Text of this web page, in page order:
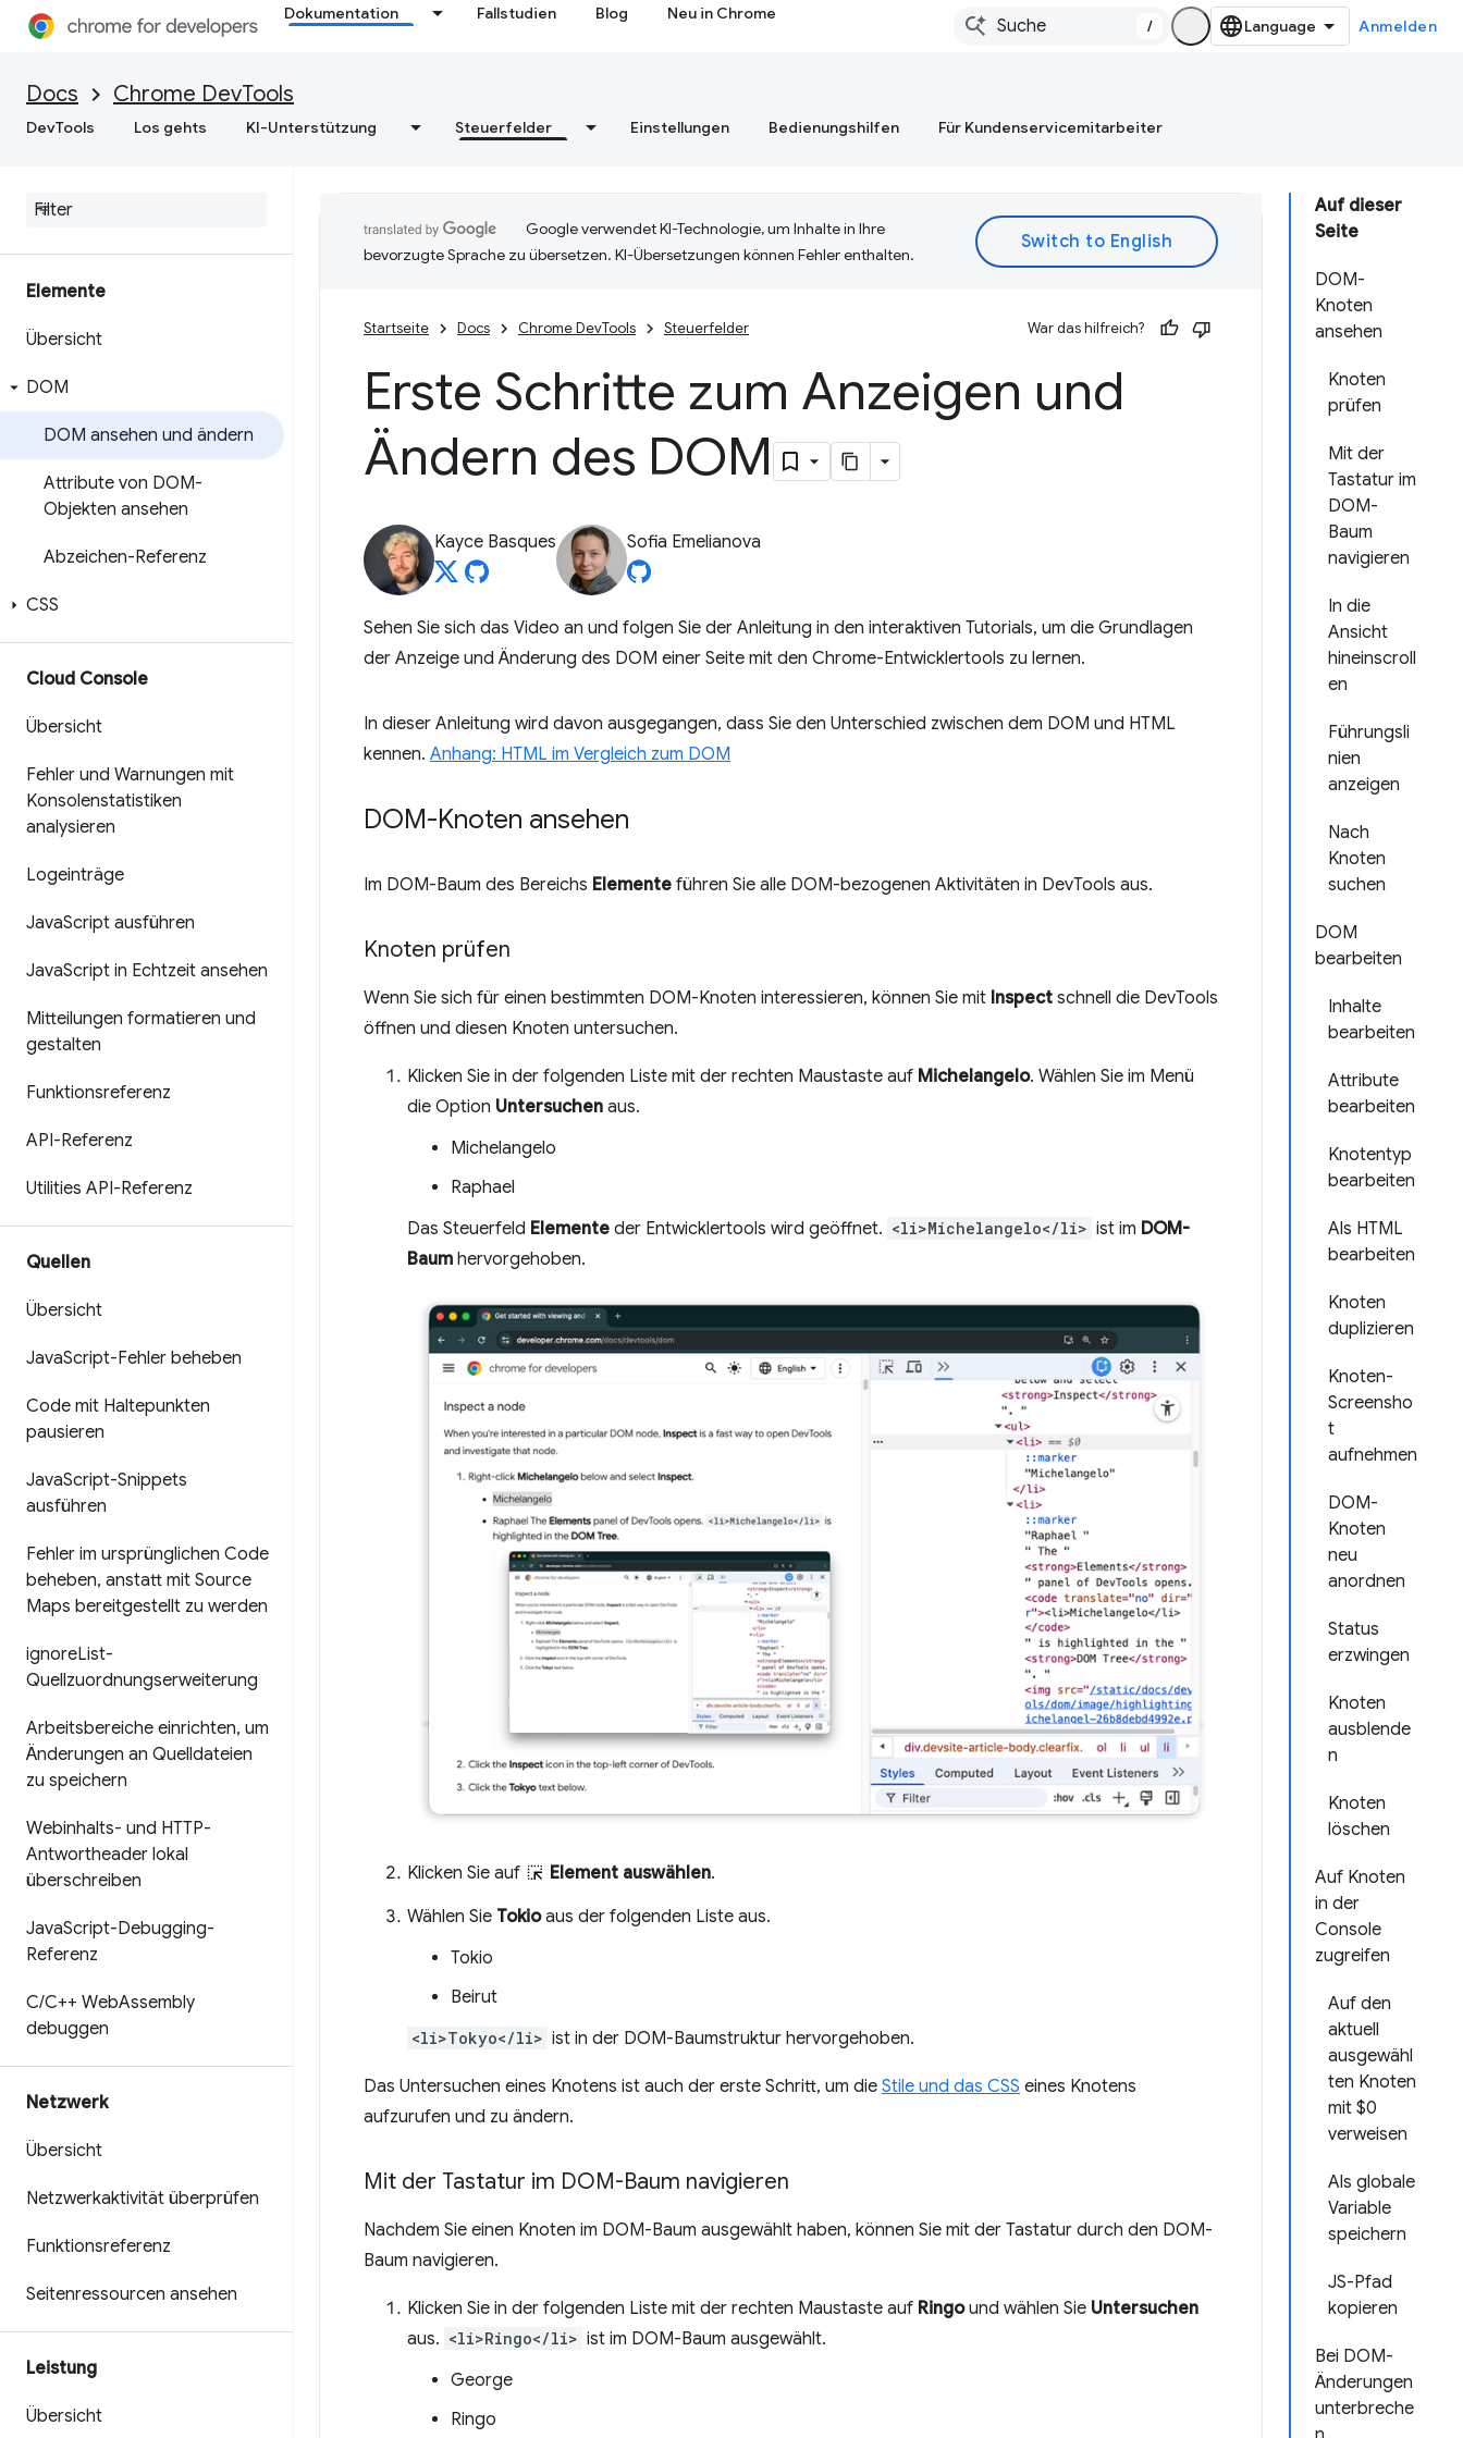
Dokumentation Fallstudien Blog Neu in Chrome
/ Anmelden
Docs Chrome DevTools
DevTools Los gehts KI-Unterstützung Steuerfelder Einstellungen Bedienungshilfen Für Kundenservicemitarbeiter
Elemente
Übersicht
DOM
DOM ansehen und ändern
Attribute von DOM-
Objekten ansehen
Abzeichen-Referenz
CSS
Cloud Console
Übersicht
Fehler und Warnungen mit
Konsolenstatistiken
analysieren
Logeinträge
JavaScript ausführen
JavaScript in Echtzeit ansehen
Mitteilungen formatieren und
gestalten
Funktionsreferenz
API-Referenz
Utilities API-Referenz
Quellen
Übersicht
JavaScript-Fehler beheben
Code mit Haltepunkten
pausieren
JavaScript-Snippets
ausführen
Fehler im ursprünglichen Code
beheben, anstatt mit Source
Maps bereitgestellt zu werden
ignoreList-
Quellzuordnungserweiterung
Arbeitsbereiche einrichten, um
Änderungen an Quelldateien
zu speichern
Webinhalts- und HTTP-
Antwortheader lokal
überschreiben
JavaScript-Debugging-
Referenz
C/C++ WebAssembly
debuggen
Netzwerk
Übersicht
Netzwerkaktivität überprüfen
Funktionsreferenz
Seitenressourcen ansehen
Leistung
Übersicht
Auf dieser
Seite
DOM-
Knoten
ansehen
Knoten
prüfen
Mit der
Tastatur im
DOM-
Baum
navigieren
In die
Ansicht
hineinscroll
en
Führungsli
nien
anzeigen
Nach
Knoten
suchen
DOM
bearbeiten
Inhalte
bearbeiten
Attribute
bearbeiten
Knotentyp
bearbeiten
Als HTML
bearbeiten
Knoten
duplizieren
Knoten-
Screensho
t
aufnehmen
DOM-
Knoten
neu
anordnen
Status
erzwingen
Knoten
ausblende
n
Knoten
löschen
Auf Knoten
in der
Console
zugreifen
Auf den
aktuell
ausgewähl
ten Knoten
mit $0
verweisen
Als globale
Variable
speichern
JS-Pfad
kopieren
Bei DOM-
Änderungen
unterbreche
Google verwendet KI-Technologie, um Inhalte in Ihre
bevorzugte Sprache zu übersetzen. KI-Übersetzungen können Fehler enthalten.
Startseite Docs Chrome DevTools Steuerfelder War das hilfreich?
Erste Schritte zum Anzeigen und
Ändern des DOM
Kayce Basques Sofia Emelianova
Sehen Sie sich das Video an und folgen Sie der Anleitung in den interaktiven Tutorials, um die Grundlagen
der Anzeige und Änderung des DOM einer Seite mit den Chrome-Entwicklertools zu lernen.
In dieser Anleitung wird davon ausgegangen, dass Sie den Unterschied zwischen dem DOM und HTML
kennen. Anhang: HTML im Vergleich zum DOM
DOM-Knoten ansehen
Im DOM-Baum des Bereichs Elemente führen Sie alle DOM-bezogenen Aktivitäten in DevTools aus.
Knoten prüfen
Wenn Sie sich für einen bestimmten DOM-Knoten interessieren, können Sie mit Inspect schnell die DevTools
öffnen und diesen Knoten untersuchen.
Klicken Sie in der folgenden Liste mit der rechten Maustaste auf Michelangelo. Wählen Sie im Menü
die Option Untersuchen aus.
Michelangelo
Raphael
Das Steuerfeld Elemente der Entwicklertools wird geöffnet. <li>Michelangelo</li> ist im DOM-
Baum hervorgehoben.
Klicken Sie auf Element auswählen.
Wählen Sie Tokioaus der folgenden Liste aus.
Tokio
Beirut
<li>Tokyo</li> ist in der DOM-Baumstruktur hervorgehoben.
Das Untersuchen eines Knotens ist auch der erste Schritt, um die Stile und das CSS eines Knotens
aufzurufen und zu ändern.
Mit der Tastatur im DOM-Baum navigieren
Nachdem Sie einen Knoten im DOM-Baum ausgewählt haben, können Sie mit der Tastatur durch den DOM-
Baum navigieren.
Klicken Sie in der folgenden Liste mit der rechten Maustaste auf Ringound wählen Sie Untersuchen
aus. <li>Ringo</li> ist im DOM-Baum ausgewählt.
George
Ringo